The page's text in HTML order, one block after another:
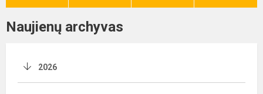
Naujienų archyvas
2026